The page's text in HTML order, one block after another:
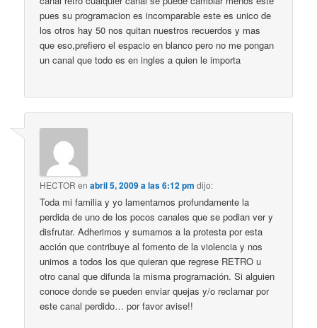
pues su programacion es incomparable este es unico de
los otros hay 50 nos quitan nuestros recuerdos y mas
que eso,prefiero el espacio en blanco pero no me pongan
un canal que todo es en ingles a quien le importa
HECTOR enabril 5, 2009 a las 6:12 pm dijo:
Toda mi familia y yo lamentamos profundamente la
perdida de uno de los pocos canales que se podian ver y
disfrutar. Adherimos y sumamos a la protesta por esta
acción que contribuye al fomento de la violencia y nos
unimos a todos los que quieran que regrese RETRO u
otro canal que difunda la misma programación. Si alguien
conoce donde se pueden enviar quejas y/o reclamar por
este canal perdido… por favor avise!!